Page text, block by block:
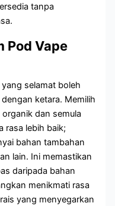
tanpa
Pod Vape
selamat boleh
ketara. Memilih
dan semula
rasa lebih baik;
bahan tambahan
lain. Ini memastikan
daripada bahan
menikmati rasa
yang menyegarkan